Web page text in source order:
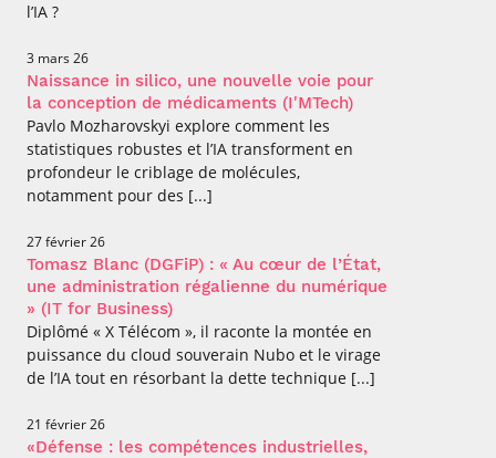
l’IA ?
3 mars 26
Naissance in silico, une nouvelle voie pour
la conception de médicaments (I'MTech)
Pavlo Mozharovskyi explore comment les
statistiques robustes et l’IA transforment en
profondeur le criblage de molécules,
notamment pour des [...]
27 février 26
Tomasz Blanc (DGFiP) : « Au cœur de l’État,
une administration régalienne du numérique
» (IT for Business)
Diplômé « X Télécom », il raconte la montée en
puissance du cloud souverain Nubo et le virage
de l’IA tout en résorbant la dette technique [...]
21 février 26
«Défense : les compétences industrielles,